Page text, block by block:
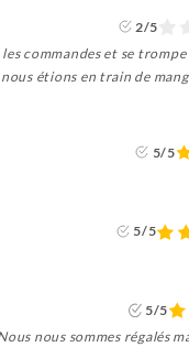
2/5
commandes et se
étions en train de
5/5
5/5
5/5
nous sommes régalés